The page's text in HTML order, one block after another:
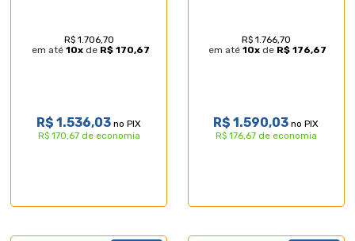
R$ 1.706,70
em até 10xde R$ 170,67
R$ 1.536,03 no PIX
R$ 170,67 de economia
R$ 1.766,70
em até10x de R$ 176,67
R$ 1.590,03 no PIX
R$ 176,67 de economia